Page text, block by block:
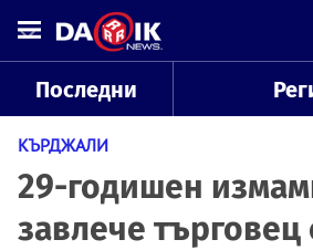
Последни
КЪРДЖАЛИ
29-годишен
завлече търговец